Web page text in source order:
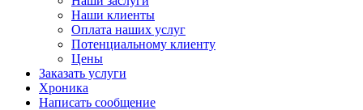
Наши клиенты
Оплата наших услуг
Потенциальному клиенту
Цены
Заказать услуги
Хроника
Написать сообщение